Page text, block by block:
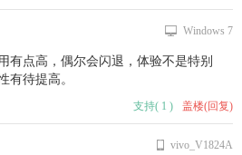
有点高，偶尔会闪退，体验不是特别
有待提高。
Windows 7
支持( 1 ) 盖楼(回复)
vivo_V1824A